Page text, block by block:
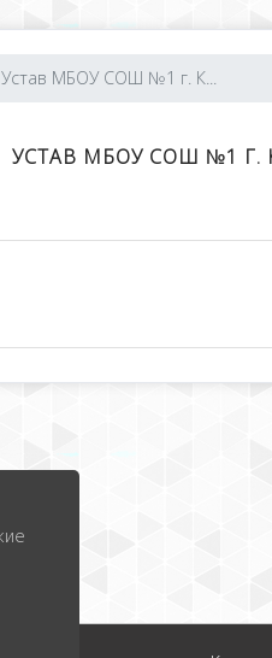
Устав МБОУ СОШ №1 г. К...
УСТАВ МБОУ СОШ №1 Г.